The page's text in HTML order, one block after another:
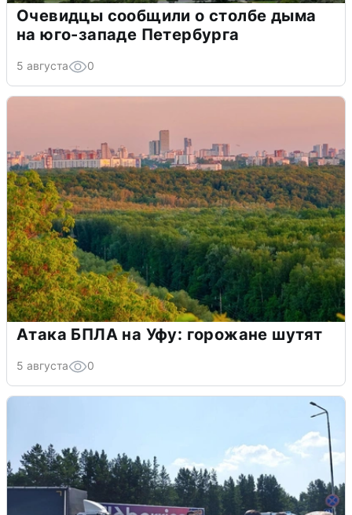
Очевидцы сообщили о столбе дыма
на юго-западе Петербурга
5 августа 0
Атака БПЛА на Уфу: горожане шутят
5 августа 0